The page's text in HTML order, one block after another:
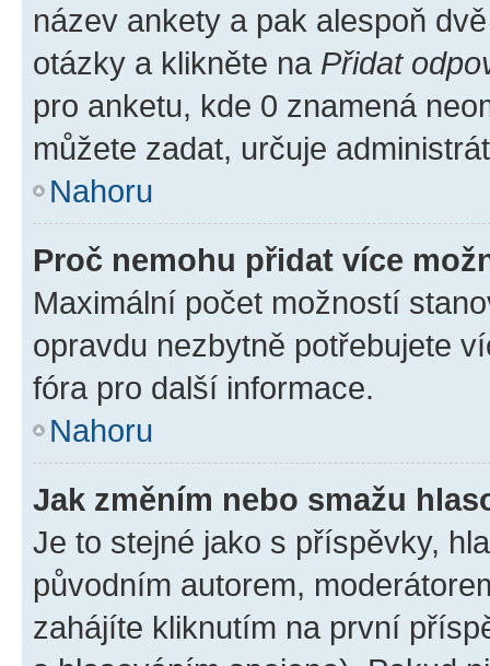
název ankety a pak alespoň
otázky a klikněte na Přidat
pro anketu, kde 0 znamená
můžete zadat, určuje
Nahoru
Proč nemohu přidat více
Maximální počet možností
opravdu nezbytně potřebujete
fóra pro další informace.
Nahoru
Jak změním nebo smažu
Je to stejné jako s příspěvky,
původním autorem,
zahájíte kliknutím na první